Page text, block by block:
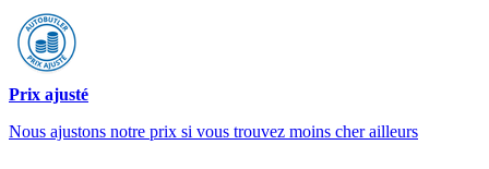
Prix ajusté
Nous ajustons notre prix si vous trouvez moins cher ailleurs